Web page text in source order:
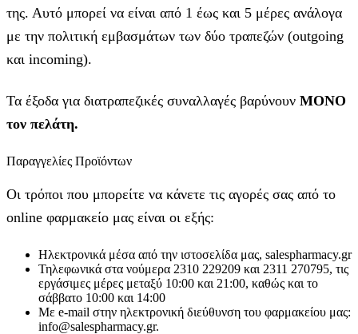
της. Αυτό μπορεί να είναι από 1 έως και 5 μέρες ανάλογα
με την πολιτική εμβασμάτων των δύο τραπεζών (outgoing
και incoming).
Τα έξοδα για διατραπεζικές συναλλαγές βαρύνουν MONO
τον πελάτη.
Παραγγελίες Προϊόντων
Οι τρόποι που μπορείτε να κάνετε τις αγορές σας από το
online φαρμακείο μας είναι οι εξής:
Ηλεκτρονικά μέσα από την ιστοσελίδα μας, salespharmacy.gr
Τηλεφωνικά στα νούμερα 2310 229209 και 2311 270795, τις
εργάσιμες μέρες μεταξύ 10:00 και 21:00, καθώς και το
σάββατο 10:00 και 14:00
Με e-mail στην ηλεκτρονική διεύθυνση του φαρμακείου μας:
info@salespharmacy.gr.